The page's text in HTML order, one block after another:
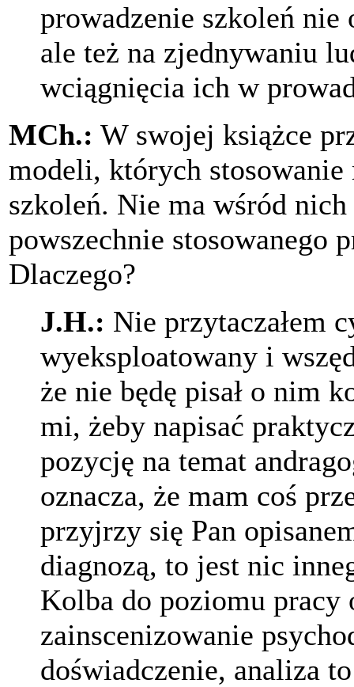
prowadzenie szkoleń
ale też na zjednywaniu
wciągnięcia ich w
MCh.: W swojej książce
modeli, których
szkoleń. Nie ma wśród
powszechnie stosowanego
Dlaczego?
J.H.: Nie przytaczałem
wyeksploatowany i
że nie będę pisał o nim
mi, żeby napisać
pozycję na temat
oznacza, że mam coś
przyjrzy się Pan
diagnozą, to jest nic
Kolba do poziomu pracy
zainscenizowanie
doświadczenie, analiza